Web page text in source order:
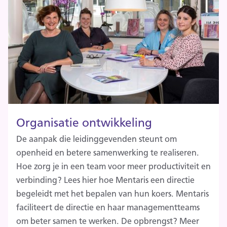
Organisatie ontwikkeling
De aanpak die leidinggevenden steunt om
openheid en betere samenwerking te realiseren.
Hoe zorg je in een team voor meer productiviteit en
verbinding? Lees hier hoe Mentaris een directie
begeleidt met het bepalen van hun koers. Mentaris
faciliteert de directie en haar managementteams
om beter samen te werken. De opbrengst? Meer